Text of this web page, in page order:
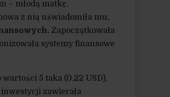
– młodą matkę,
z nią uświadomiła mu,
Zapoczątkowała
systemy finansowe
5 taka (0,22 USD),
zawierała